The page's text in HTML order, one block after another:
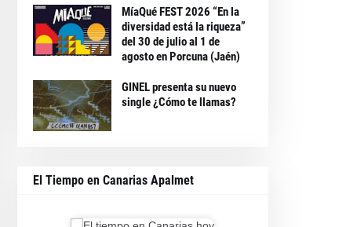
MíaQué FEST 2026 “En la
diversidad está la riqueza”
del 30 de julio al 1 de
agosto en Porcuna (Jaén)
GINEL presenta su nuevo
single ¿Cómo te llamas?
El Tiempo en Canarias Apalmet